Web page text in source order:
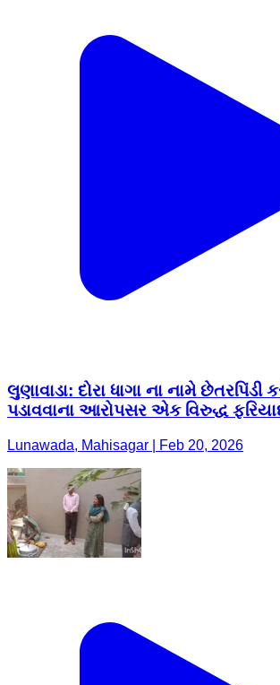
લુણાવાડા: દોરા ધાગા ના નામે છેતરપિંડી
પડાવવાના આરોપસર એક વિરુદ્ધ
Lunawada, Mahisagar | Feb 20, 2026